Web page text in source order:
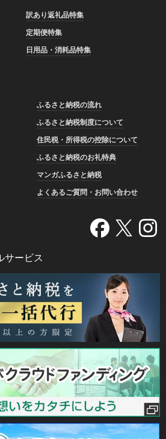
訳あり返礼品特集
定期便特集
日用品・消耗品特集
ふるさと納税の流れ
ふるさと納税制度について
住民税・所得税の控除について
ふるさと納税のお礼特典
マンガふるさと納税
よくあるご質問・お問い合わせ
サービス